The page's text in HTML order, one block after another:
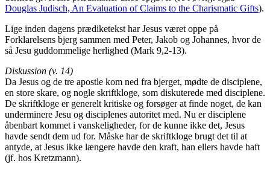
Douglas Judisch, An Evaluation of Claims to the Charismatic Gifts).
Lige inden dagens prædiketekst har Jesus været oppe på
Forklarelsens bjerg sammen med Peter, Jakob og Johannes, hvor de
så Jesu guddommelige herlighed (Mark 9,2-13).
Diskussion (v. 14)
Da Jesus og de tre apostle kom ned fra bjerget, mødte de disciplene,
en store skare, og nogle skriftkloge, som diskuterede med disciplene.
De skriftkloge er generelt kritiske og forsøger at finde noget, de kan
underminere Jesu og disciplenes autoritet med. Nu er disciplene
åbenbart kommet i vanskeligheder, for de kunne ikke det, Jesus
havde sendt dem ud for. Måske har de skriftkloge brugt det til at
antyde, at Jesus ikke længere havde den kraft, han ellers havde haft
(jf. hos Kretzmann).